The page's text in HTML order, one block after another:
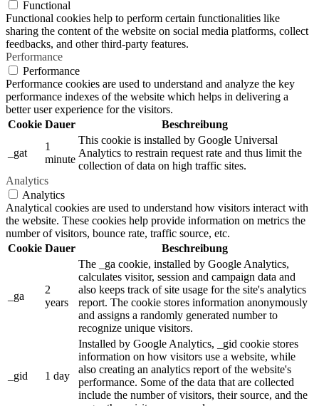
Functional
Functional cookies help to perform certain functionalities like
sharing the content of the website on social media platforms, collect
feedbacks, and other third-party features.
Performance
Performance
Performance cookies are used to understand and analyze the key
performance indexes of the website which helps in delivering a
better user experience for the visitors.
Cookie Dauer Beschreibung
_gat
1
minute
This cookie is installed by Google Universal
Analytics to restrain request rate and thus limit the
collection of data on high traffic sites.
Analytics
Analytics
Analytical cookies are used to understand how visitors interact with
the website. These cookies help provide information on metrics the
number of visitors, bounce rate, traffic source, etc.
Cookie Dauer Beschreibung
_ga
2
years
The _ga cookie, installed by Google Analytics,
calculates visitor, session and campaign data and
also keeps track of site usage for the site's analytics
report. The cookie stores information anonymously
and assigns a randomly generated number to
recognize unique visitors.
_gid 1 day
Installed by Google Analytics, _gid cookie stores
information on how visitors use a website, while
also creating an analytics report of the website's
performance. Some of the data that are collected
include the number of visitors, their source, and the